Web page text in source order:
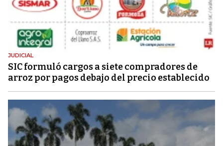
JUDICIAL
SIC formuló cargos a siete compradores de
arroz por pagos debajo del precio establecido